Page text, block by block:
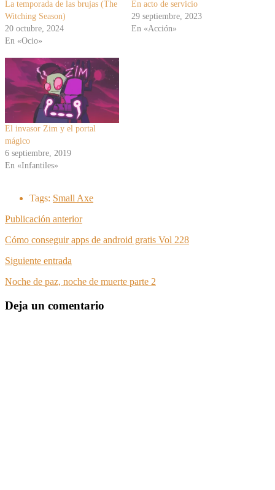
La temporada de las brujas (The
Witching Season)
20 octubre, 2024
En «Ocio»
En acto de servicio
29 septiembre, 2023
En «Acción»
El invasor Zim y el portal
mágico
6 septiembre, 2019
En «Infantiles»
Tags: Small Axe
Publicación anterior
Cómo conseguir apps de android gratis Vol 228
Siguiente entrada
Noche de paz, noche de muerte parte 2
Deja un comentario